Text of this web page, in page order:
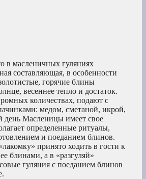
в масленичных гуляниях
составляющая, в особенности
горячие блины
весеннее тепло и достаток.
количествах, подают с
медом, сметаной, икрой,
день Масленицы имеет свое
определенные ритуалы,
и поеданием блинов.
принято ходить в гости к
блинами, а в «разгуляй»
гуляния с поеданием блинов